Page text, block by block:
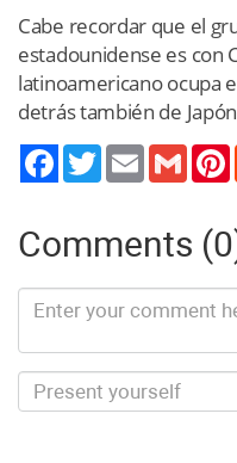
Cabe recordar que el
estadounidense es con
latinoamericano ocupa
detrás también de
TwitterEmail Gmail
Comments